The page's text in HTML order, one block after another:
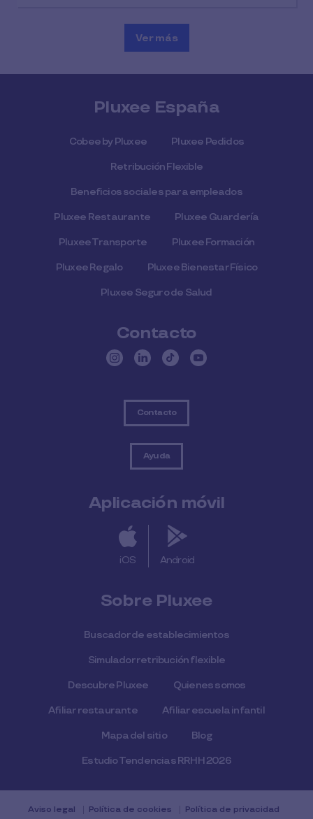
Ver más
Pluxee España
Cobee by Pluxee Pluxee Pedidos
Retribución Flexible
Beneficios sociales para empleados
Pluxee Restaurante Pluxee Guardería
Pluxee Transporte Pluxee Formación
Pluxee Regalo Pluxee Bienestar Físico
Pluxee Seguro de Salud
Contacto
Contacto
Ayuda
Aplicación móvil
iOS Android
Sobre Pluxee
Buscador de establecimientos
Simulador retribución flexible
Descubre Pluxee Quienes somos
Afiliar restaurante Afiliar escuela infantil
Mapa del sitio Blog
Estudio Tendencias RRHH 2026
Aviso legal Política de cookies Política de privacidad